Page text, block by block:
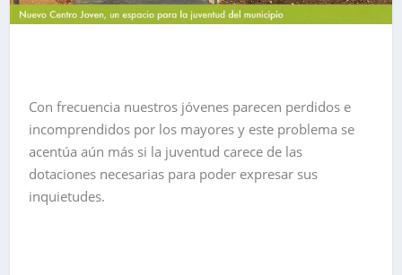
Con frecuencia nuestros jóvenes parecen perdidos e
incomprendidos por los mayores y este problema se
acentúa aún más si la juventud carece de las
dotaciones necesarias para poder expresar sus
inquietudes.